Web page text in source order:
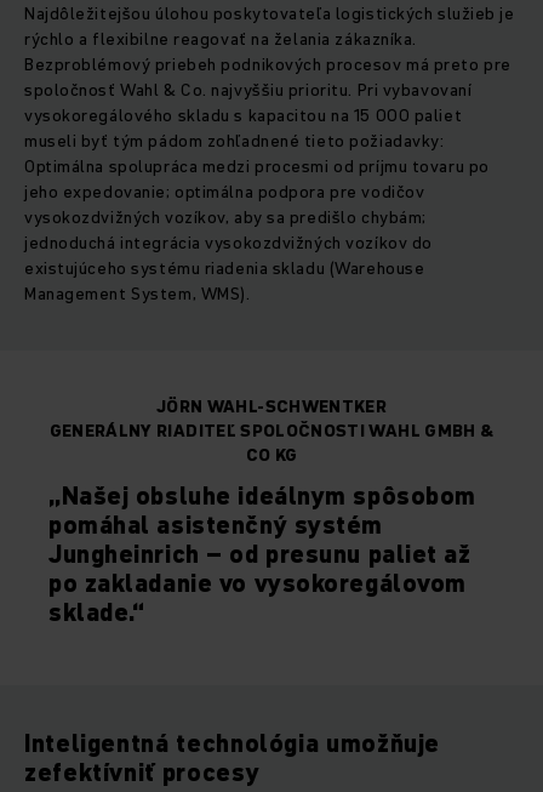
Najdôležitejšou úlohou poskytovateľa logistických služieb je
rýchlo a flexibilne reagovať na želania zákazníka.
Bezproblémový priebeh podnikových procesov má preto pre
spoločnosť Wahl & Co. najvyššiu prioritu. Pri vybavovaní
vysokoregálového skladu s kapacitou na 15 000 paliet
museli byť tým pádom zohľadnené tieto požiadavky:
Optimálna spolupráca medzi procesmi od príjmu tovaru po
jeho expedovanie; optimálna podpora pre vodičov
vysokozdvižných vozíkov, aby sa predišlo chybám;
jednoduchá integrácia vysokozdvižných vozíkov do
existujúceho systému riadenia skladu (Warehouse
Management System, WMS).
JÖRN WAHL-SCHWENTKER
GENERÁLNY RIADITEĽ SPOLOČNOSTI WAHL GMBH &
CO KG
„Našej obsluhe ideálnym spôsobom
pomáhal asistenčný systém
Jungheinrich – od presunu paliet až
po zakladanie vo vysokoregálovom
sklade.“
Inteligentná technológia umožňuje
zefektívniť procesy